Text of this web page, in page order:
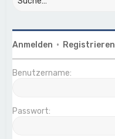
Anmelden • Registrieren
Benutzername:
Passwort: